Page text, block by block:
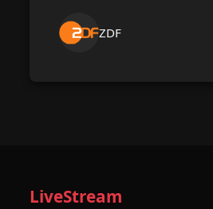
ZDF
LiveStream